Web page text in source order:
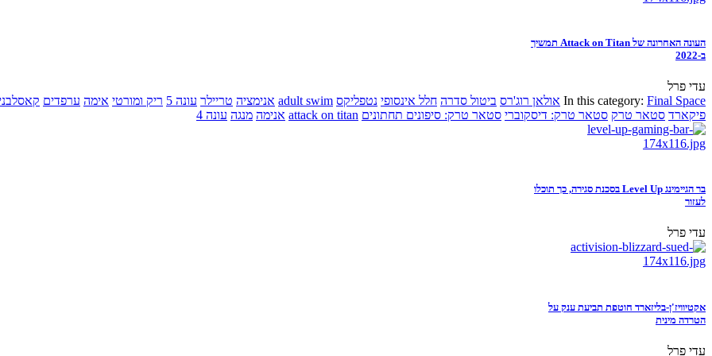
העונה האחרונה של Attack on Titan תמשיך
ב-2022
עדי פרל
In this category: Final Space אולאן רוג'רס ביטול סדרה חלל אינסופי נטפליקס adult swim אנימציה טריילר עונה 5 ריק ומורטי אימה ערפדים
פיקארד סטאר טרק סטאר טרק: דיסקוברי סטאר טרק: סיפונים תחתונים attack on titan אנימה מנגה עונה 4
בר הגיימינג Level Up בסכנת סגירה, כך תוכלו
לעזור
עדי פרל
אקטיוויז'ן-בליזארד חוטפת תביעת ענק על
הטרדה מינית
עדי פרל